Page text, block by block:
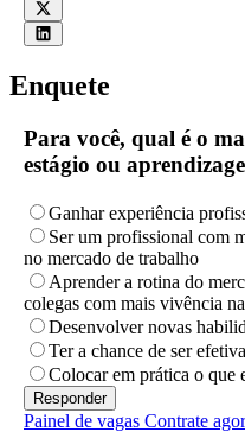
Enquete
Para você, qual é o
estágio ou
Ganhar experiência
Ser um profissional com
no mercado de trabalho
Aprender a rotina do
colegas com mais vivência
Desenvolver novas
Ter a chance de ser
Colocar em prática o que
Painel de vagas Contrate